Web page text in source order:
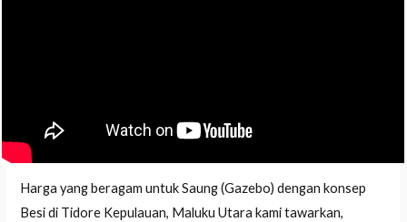
Harga yang beragam untuk Saung (Gazebo) dengan konsep
Besi di Tidore Kepulauan, Maluku Utara kami tawarkan,